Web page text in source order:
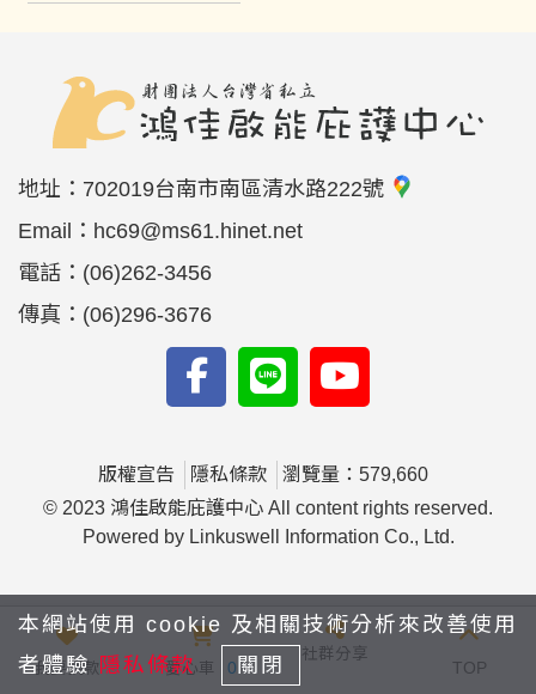
地址： 702019台南市南區清水路222號
Email： hc69@ms61.hinet.net
電話： (06)262-3456
傳真： (06)296-3676
版權宣告 隱私條款
瀏覽量：579,660
© 2023 鴻佳啟能庇護中心 All content rights reserved.
Powered by Linkuswell Information Co., Ltd.
我要捐款 愛心車 0
社群分享
TOP
本網站使用 cookie 及相關技術分析來改善使用
者體驗 隱私條款 關閉